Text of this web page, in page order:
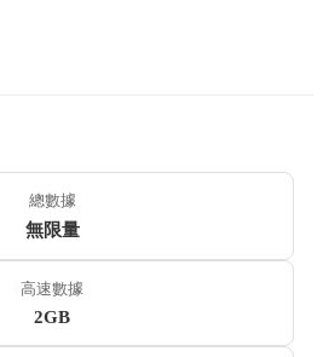
總數據
無限量
高速數據
2GB